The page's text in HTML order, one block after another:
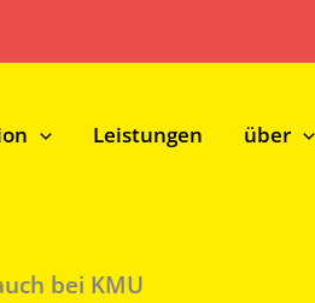
Leistungen über
bei KMU